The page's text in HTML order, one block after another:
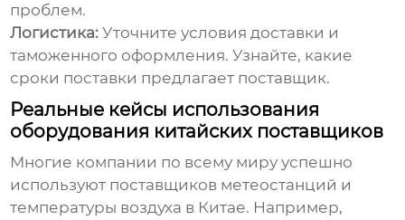
проблем.
Логистика: Уточните условия доставки и
таможенного оформления. Узнайте, какие
сроки поставки предлагает поставщик.
Реальные кейсы использования
оборудования китайских поставщиков
Многие компании по всему миру успешно
используют поставщиков метеостанций и
температуры воздуха в Китае. Например,